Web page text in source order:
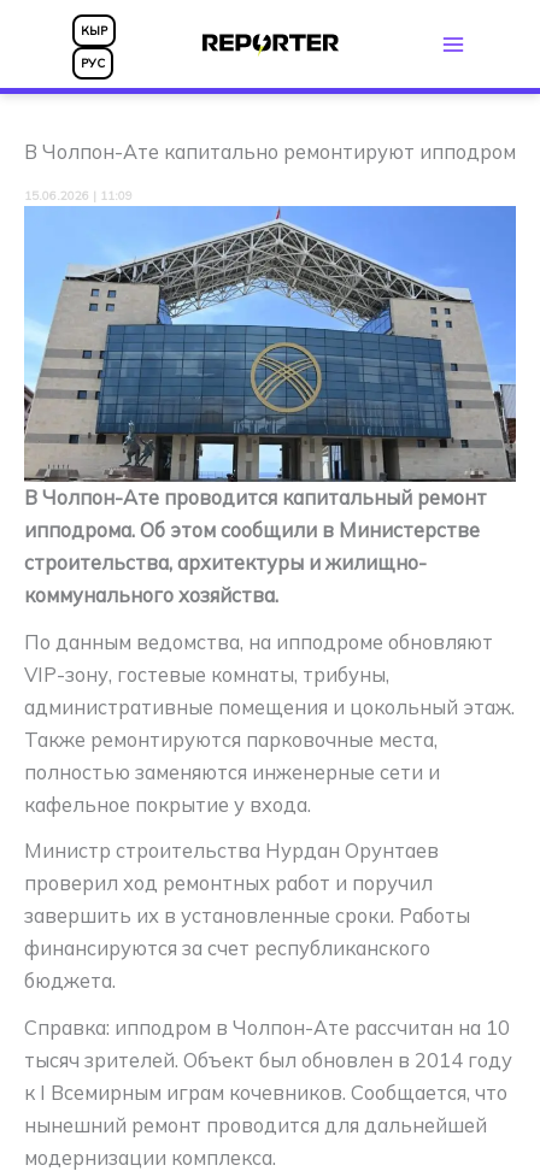
Перейти
содержимому
КЫР
РУС
В Чолпон-Ате капитально ремонтируют ипподром
15.06.2026 | 11:09
В Чолпон-Ате проводится капитальный ремонт
ипподрома. Об этом сообщили в Министерстве
строительства, архитектуры и жилищно-
коммунального хозяйства.
По данным ведомства, на ипподроме обновляют
VIP-зону, гостевые комнаты, трибуны,
административные помещения и цокольный этаж.
Также ремонтируются парковочные места,
полностью заменяются инженерные сети и
кафельное покрытие у входа.
Министр строительства Нурдан Орунтаев
проверил ход ремонтных работ и поручил
завершить их в установленные сроки. Работы
финансируются за счет республиканского
бюджета.
Справка: ипподром в Чолпон-Ате рассчитан на 10
тысяч зрителей. Объект был обновлен в 2014 году
к I Всемирным играм кочевников. Сообщается, что
нынешний ремонт проводится для дальнейшей
модернизации комплекса.